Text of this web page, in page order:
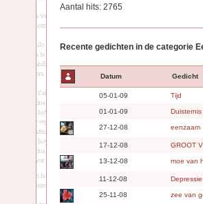
Aantal hits: 2765
Recente gedichten in de categorie
Datum Gedicht
05-01-09 Tijd
01-01-09 Duisternis
27-12-08 eenzaam
17-12-08 GROOT
13-12-08 moe van
11-12-08 Depressie
25-11-08 zee van